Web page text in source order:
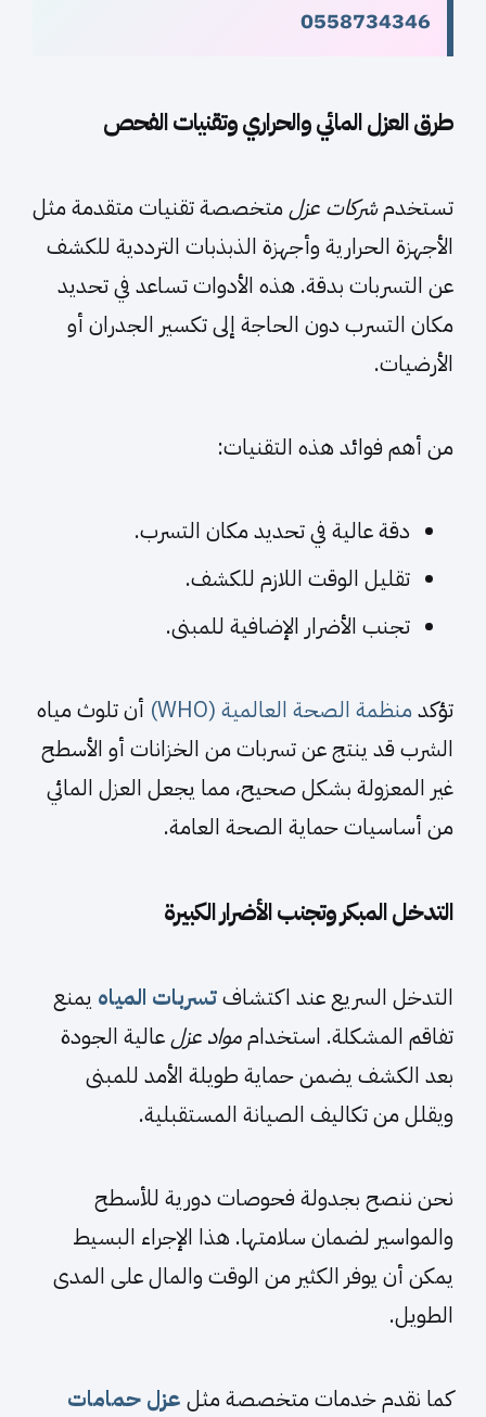
0558734346
طرق العزل المائي والحراري وتقنيات الفحص
تستخدمشركات عزلمتخصصة تقنيات متقدمة مثل
الأجهزة الحرارية وأجهزة الذبذبات الترددية للكشف
عن التسربات بدقة. هذه الأدوات تساعد في تحديد
مكان التسرب دون الحاجة إلى تكسير الجدران أو
الأرضيات.
من أهم فوائد هذه التقنيات:
دقة عالية في تحديد مكان التسرب.
تقليل الوقت اللازم للكشف.
تجنب الأضرار الإضافية للمبنى.
تؤكد منظمة الصحة العالمية (WHO)
أن تلوث مياه
الشرب قد ينتج عن تسربات من الخزانات أو الأسطح
غير المعزولة بشكل صحيح، مما يجعل العزل المائي
من أساسيات حماية الصحة العامة.
التدخل المبكر وتجنب الأضرار الكبيرة
التدخل السريع عند اكتشافتسربات المياه يمنع
تفاقم المشكلة. استخداممواد عزلعالية الجودة
بعد الكشف يضمن حماية طويلة الأمد للمبنى
ويقلل من تكاليف الصيانة المستقبلية.
نحن ننصح بجدولة فحوصات دورية للأسطح
والمواسير لضمان سلامتها. هذا الإجراء البسيط
يمكن أن يوفر الكثير من الوقت والمال على المدى
الطويل.
كما نقدم خدمات متخصصة مثل عزل حمامات